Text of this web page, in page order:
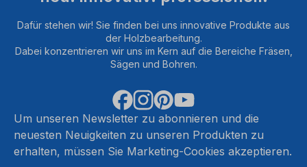
Dafür stehen wir! Sie finden bei uns innovative Produkte aus
der Holzbearbeitung.
Dabei konzentrieren wir uns im Kern auf die Bereiche Fräsen,
Sägen und Bohren.
Um unseren Newsletter zu abonnieren und die
neuesten Neuigkeiten zu unseren Produkten zu
erhalten, müssen Sie Marketing-Cookies akzeptieren.